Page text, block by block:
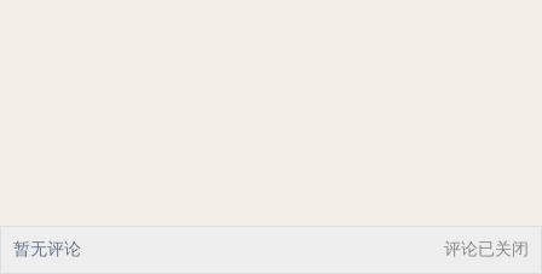
评论已关闭
暂无评论